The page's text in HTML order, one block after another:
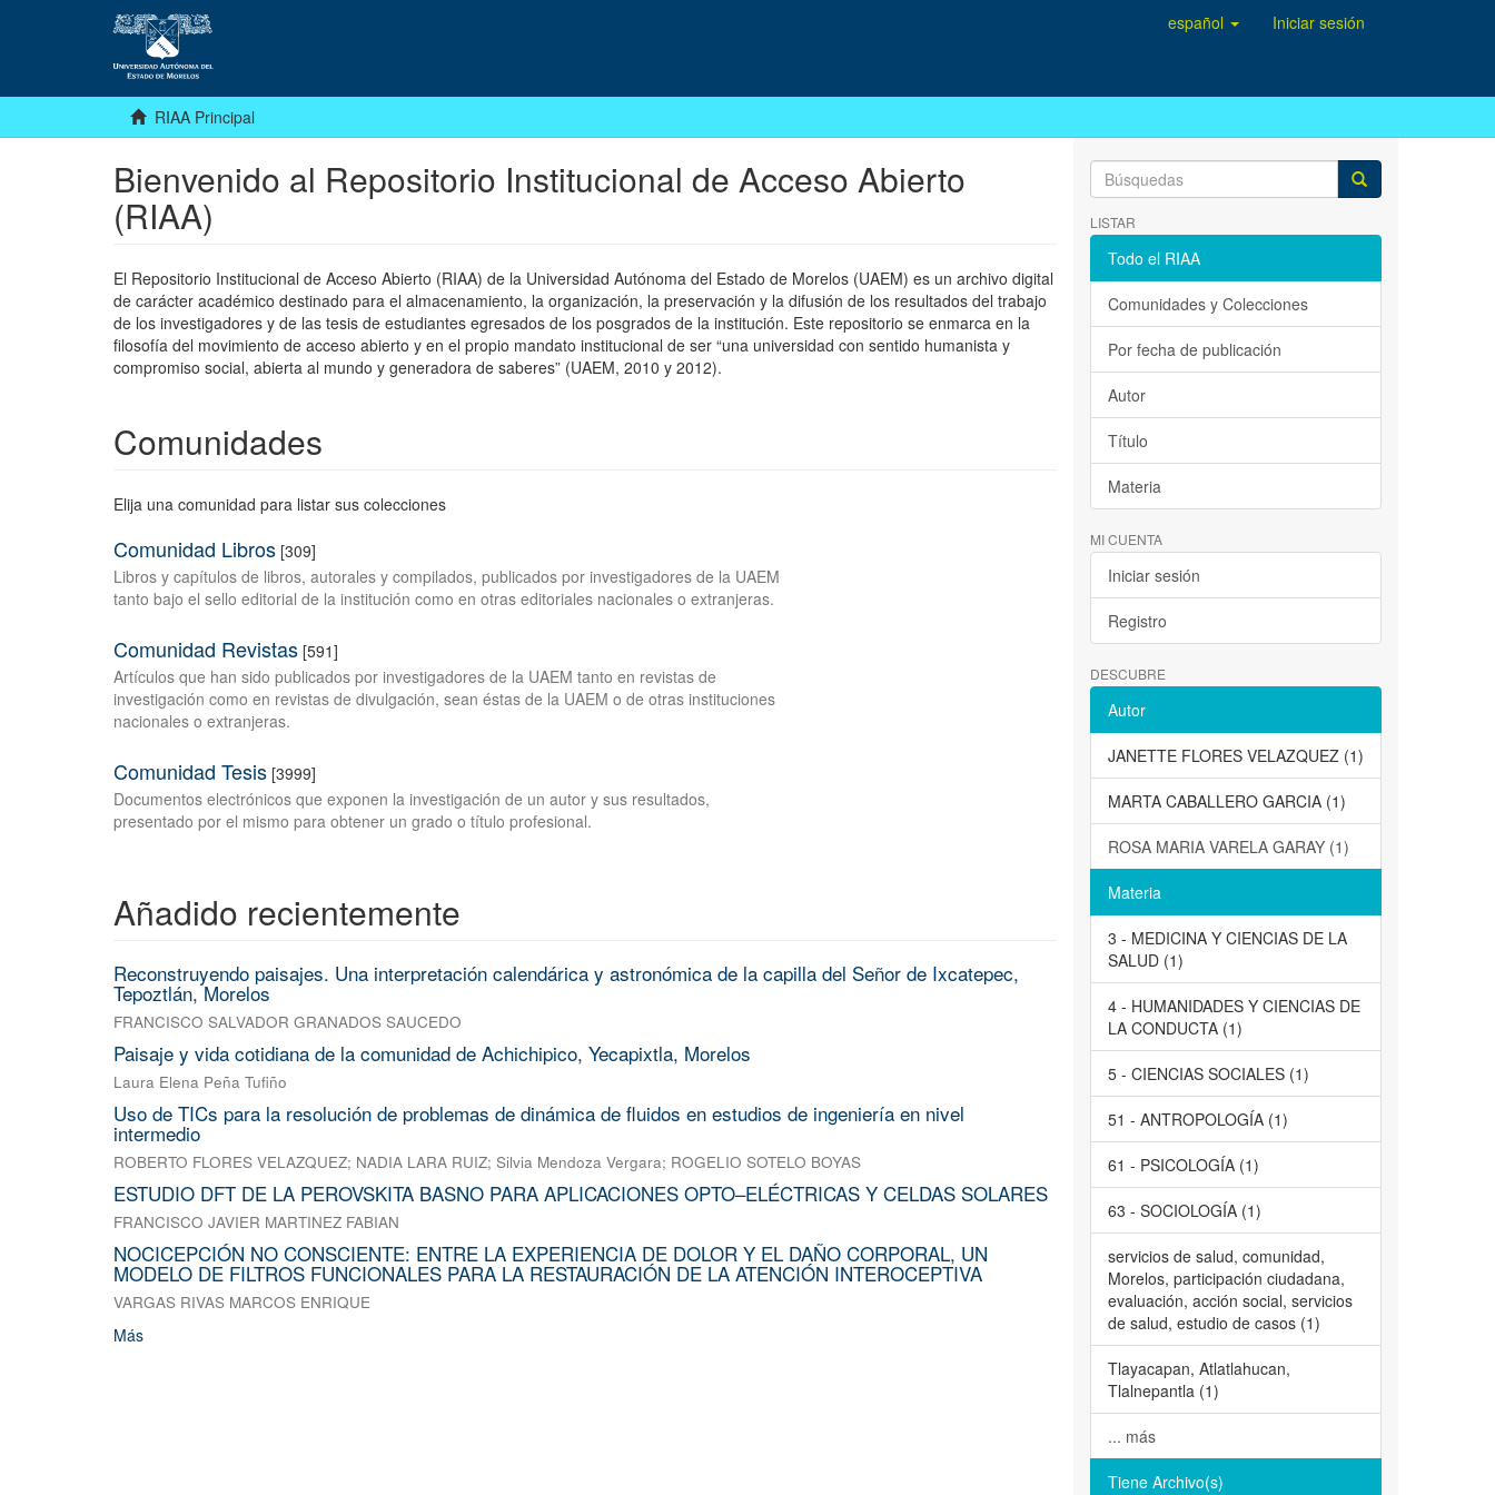
español Iniciar sesión
RIAA Principal
Bienvenido al Repositorio Institucional de Acceso Abierto
(RIAA)
El Repositorio Institucional de Acceso Abierto (RIAA) de la Universidad Autónoma del Estado de Morelos (UAEM) es un archivo digital
de carácter académico destinado para el almacenamiento, la organización, la preservación y la difusión de los resultados del trabajo
de los investigadores y de las tesis de estudiantes egresados de los posgrados de la institución. Este repositorio se enmarca en la
filosofía del movimiento de acceso abierto y en el propio mandato institucional de ser “una universidad con sentido humanista y
compromiso social, abierta al mundo y generadora de saberes” (UAEM, 2010 y 2012).
Comunidades
Elija una comunidad para listar sus colecciones
Comunidad Libros [309]
Libros y capítulos de libros, autorales y compilados, publicados por investigadores de la UAEM
tanto bajo el sello editorial de la institución como en otras editoriales nacionales o extranjeras.
Comunidad Revistas [591]
Artículos que han sido publicados por investigadores de la UAEM tanto en revistas de
investigación como en revistas de divulgación, sean éstas de la UAEM o de otras instituciones
nacionales o extranjeras.
Comunidad Tesis [3999]
Documentos electrónicos que exponen la investigación de un autor y sus resultados,
presentado por el mismo para obtener un grado o título profesional.
Añadido recientemente
Reconstruyendo paisajes. Una interpretación calendárica y astronómica de la capilla del Señor de Ixcatepec,
Tepoztlán, Morelos
FRANCISCO SALVADOR GRANADOS SAUCEDO
Paisaje y vida cotidiana de la comunidad de Achichipico, Yecapixtla, Morelos
Laura Elena Peña Tufiño
Uso de TICs para la resolución de problemas de dinámica de fluidos en estudios de ingeniería en nivel
intermedio
ROBERTO FLORES VELAZQUEZ; NADIA LARA RUIZ; Silvia Mendoza Vergara; ROGELIO SOTELO BOYAS
ESTUDIO DFT DE LA PEROVSKITA BASNO PARA APLICACIONES OPTO–ELÉCTRICAS Y CELDAS SOLARES
FRANCISCO JAVIER MARTINEZ FABIAN
NOCICEPCIÓN NO CONSCIENTE: ENTRE LA EXPERIENCIA DE DOLOR Y EL DAÑO CORPORAL, UN
MODELO DE FILTROS FUNCIONALES PARA LA RESTAURACIÓN DE LA ATENCIÓN INTEROCEPTIVA
VARGAS RIVAS MARCOS ENRIQUE
Más
LISTAR
Todo el RIAA
Comunidades y Colecciones
Por fecha de publicación
Autor
Título
Materia
MI CUENTA
Iniciar sesión
Registro
DESCUBRE
Autor
JANETTE FLORES VELAZQUEZ (1)
MARTA CABALLERO GARCIA (1)
ROSA MARIA VARELA GARAY (1)
Materia
3 - MEDICINA Y CIENCIAS DE LA
SALUD (1)
4 - HUMANIDADES Y CIENCIAS DE
LA CONDUCTA (1)
5 - CIENCIAS SOCIALES (1)
51 - ANTROPOLOGÍA (1)
61 - PSICOLOGÍA (1)
63 - SOCIOLOGÍA (1)
servicios de salud, comunidad,
Morelos, participación ciudadana,
evaluación, acción social, servicios
de salud, estudio de casos (1)
Tlayacapan, Atlatlahucan,
Tlalnepantla (1)
... más
Tiene Archivo(s)